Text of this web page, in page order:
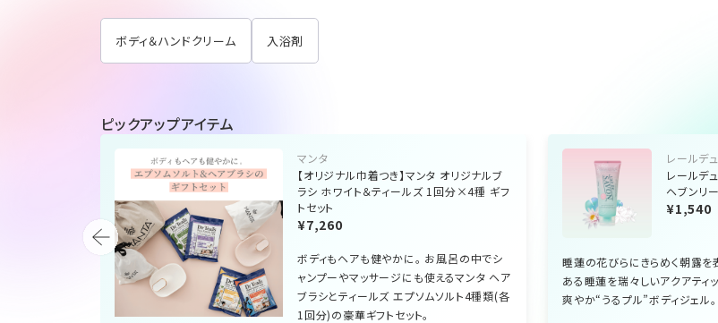
ボディ＆ハンドクリーム 入浴剤
ピックアップアイテム
マンタ
【オリジナル巾着つき】マンタ オリジナルブ
ラシ ホワイト＆ティールズ 1回分×4種 ギフ
トセット
¥7,260
ボディもヘアも健やかに。 お風呂の中でシ
ャンプーやマッサージにも使えるマンタ ヘア
ブラシとティールズ エプソムソルト4種類(各
1回分)の豪華ギフトセット。
レールデ
レールデ
ヘブンリ
¥1,540
睡蓮の花びらにきらめく朝露を
ある睡蓮を瑞々しいアクアティ
爽やか“うるプル”ボディジェル。